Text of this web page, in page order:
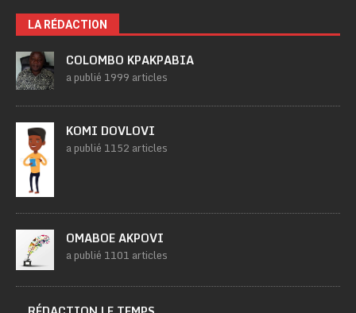
LA RÉDACTION
COLOMBO KPAKPABIA
a publié 1999 articles
KOMI DOVLOVI
a publié 1152 articles
OMABOE AKPOVI
a publié 1101 articles